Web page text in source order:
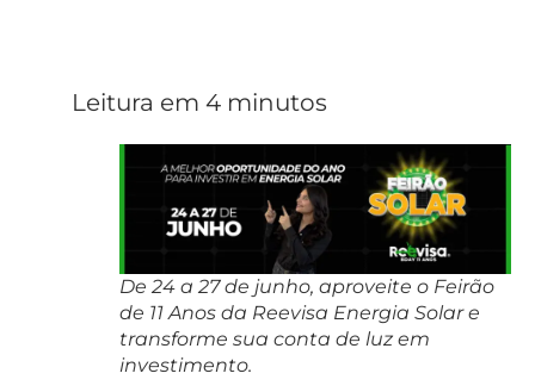
De 24 a 27 de junho, aproveite o Feirão
de 11 Anos da Reevisa Energia Solar e
transforme sua conta de luz em
investimento.